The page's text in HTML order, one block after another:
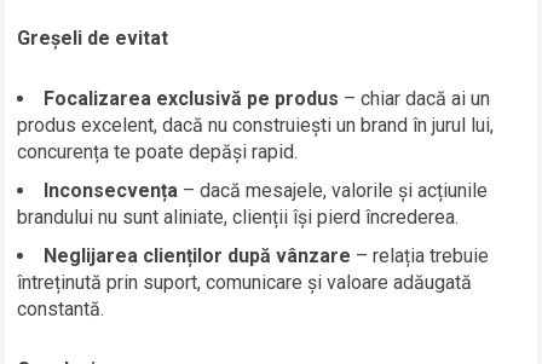
Greșeli de evitat
Focalizarea exclusivă pe produs – chiar dacă ai un
produs excelent, dacă nu construiești un brand în jurul lui,
concurența te poate depăși rapid.
Inconsecvența – dacă mesajele, valorile și acțiunile
brandului nu sunt aliniate, clienții își pierd încrederea.
Neglijarea clienților după vânzare – relația trebuie
întreținută prin suport, comunicare și valoare adăugată
constantă.